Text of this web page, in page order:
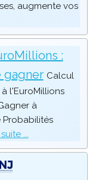
augmente vos
:
gagner Calcul
l'EuroMillions
à
Probabilités
...